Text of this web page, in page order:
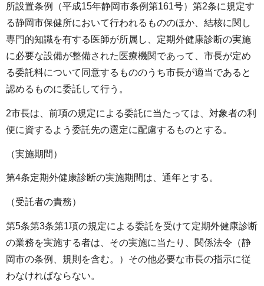
所設置条例（平成15年静岡市条例第161号）第2条に規定す
る静岡市保健所において行われるもののほか、結核に関し
専門的知識を有する医師が所属し、定期外健康診断の実施
に必要な設備が整備された医療機関であって、市長が定め
る委託料について同意するもののうち市長が適当であると
認めるものに委託して行う。
2市長は、前項の規定による委託に当たっては、対象者の利
便に資するよう委託先の選定に配慮するものとする。
（実施期間）
第4条定期外健康診断の実施期間は、通年とする。
（受託者の責務）
第5条第3条第1項の規定による委託を受けて定期外健康診断
の業務を実施する者は、その実施に当たり、関係法令（静
岡市の条例、規則を含む。）その他必要な市長の指示に従
わなければならない。